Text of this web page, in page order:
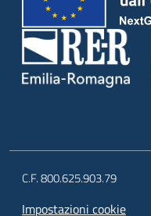
C.F. 800.625.903.79
Impostazioni cookie